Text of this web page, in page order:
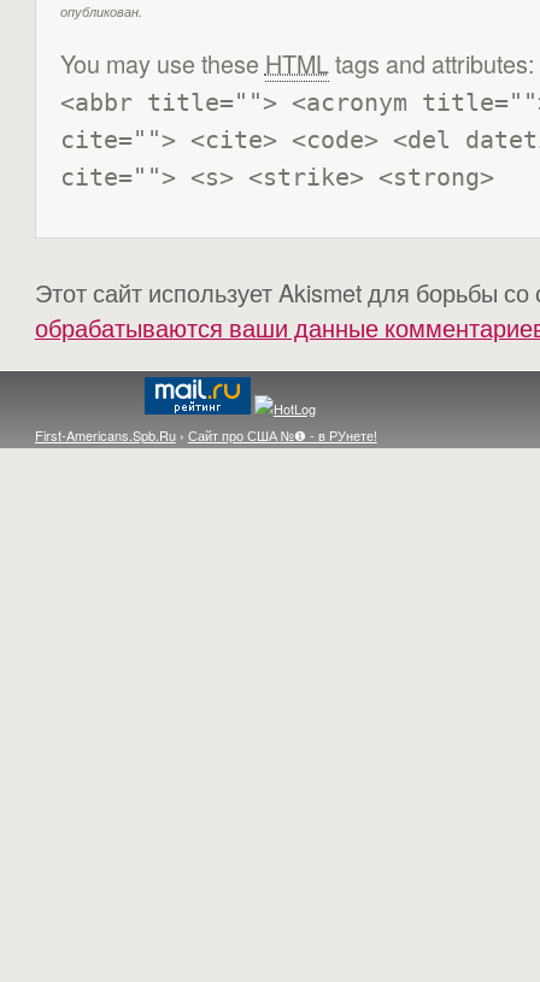
опубликован.
You may use these HTMLtags and attributes:
<abbr title=""> <acronym
cite=""> <cite> <code> <del
cite=""> <s> <strike> <strong>
Этот сайт использует Akismet для борьбы
обрабатываются ваши данные
First-Americans.Spb.Ru› Сайт про США №❶ - в РУнете!